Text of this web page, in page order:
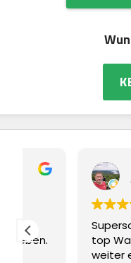
vor 3
Superschnelle
top Ware. Kann
weiter